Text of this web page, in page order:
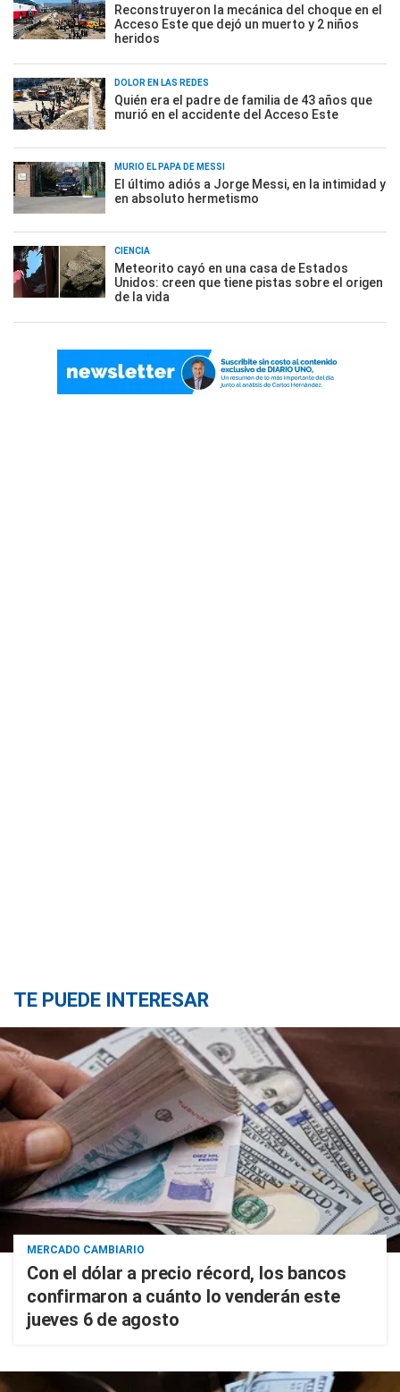
Reconstruyeron la mecánica del choque en el
Acceso Este que dejó un muerto y 2 niños
heridos
DOLOR EN LAS REDES
Quién era el padre de familia de 43 años que
murió en el accidente del Acceso Este
MURIÓ EL PAPÁ DE MESSI
El último adiós a Jorge Messi, en la intimidad y
en absoluto hermetismo
CIENCIA
Meteorito cayó en una casa de Estados
Unidos: creen que tiene pistas sobre el origen
de la vida
TE PUEDE INTERESAR
MERCADO CAMBIARIO
Con el dólar a precio récord, los bancos
confirmaron a cuánto lo venderán este
jueves 6 de agosto